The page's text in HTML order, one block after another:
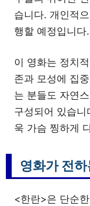
습니다. 개인적
행할 예정입니다.
이 영화는 정치
존과 모성에 집
는 분들도 자연
구성되어 있습
욱 가슴 찡하게
영화가 전
<한란>은 단순